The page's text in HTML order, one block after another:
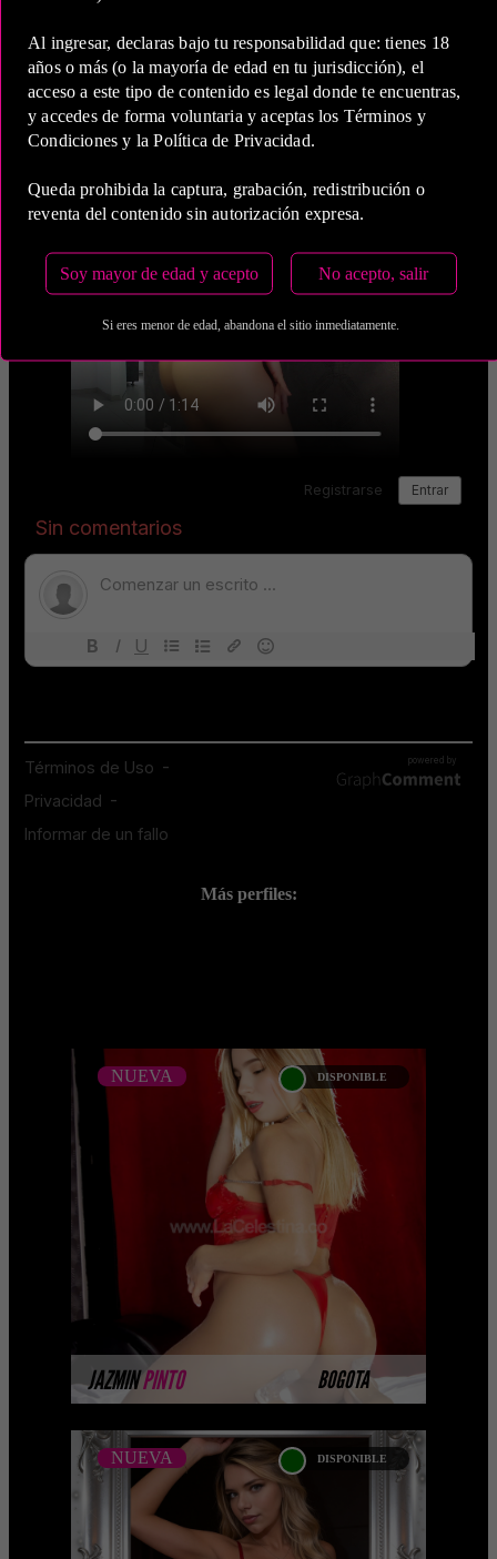
Al ingresar, declaras bajo tu responsabilidad que: tienes 18
años o más (o la mayoría de edad en tu jurisdicción), el
acceso a este tipo de contenido es legal donde te encuentras,
y accedes de forma voluntaria y aceptas los Términos y
Condiciones y la Política de Privacidad.
Queda prohibida la captura, grabación, redistribución o
reventa del contenido sin autorización expresa.
Soy mayor de edad y acepto No acepto, salir
Si eres menor de edad, abandona el sitio inmediatamente.
Medio de Pago:
Más perfiles:
JAZMINPINTO BOGOTA
NUEVA DISPONIBLE
NUEVA
Próximamente.... Algunas de nuestras
modelos aún no tienen imágenes
disponibles en la web porque están
completando su sesión ...
MÁS INFORMACIÓN
NUEVA DISPONIBLE
LAURA SOFIA ARBOLEDA
- CATALOGO PLATINO
NUEVA